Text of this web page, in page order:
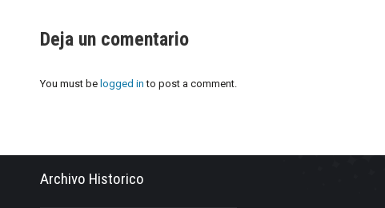
Deja un comentario
You must be logged in to post a comment.
Archivo Historico